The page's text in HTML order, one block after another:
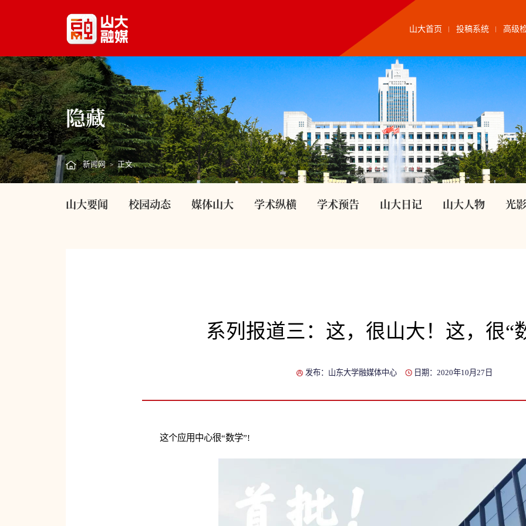
山大首页 投稿系统 高级
隐藏
新闻网 > 正文
山大要闻 校园动态 媒体山大 学术纵横 学术预告 山大日记 山大人物 光
系列报道三：这，很山大！这，很“
发布：山东大学融媒体中心 日期：2020年10月27日
这个应用中心很“数学”!